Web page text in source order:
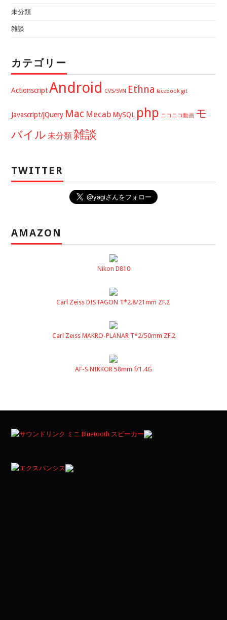
未分類
雑談
カテゴリー
Actionscript Android CVS/SVN Ethna facebook git
Javascript/jQuery Mac Mecab MySQL php ニコニコ動画 モ
バイル 未分類雑談
TWITTER
AMAZON
Nikon D810
Carl Zeiss DISTAGON T*2.8/21mm ZF.2
Carl Zeiss MAKRO-PLANAR T*2/50mm ZF.2
AF-S NIKKOR 58mm f/1.4G